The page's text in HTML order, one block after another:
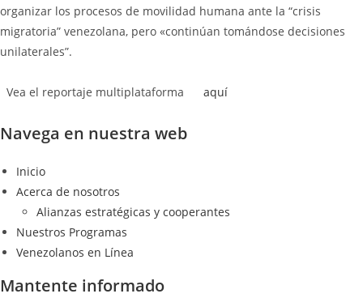
organizar los procesos de movilidad humana ante la “crisis
migratoria” venezolana, pero «continúan tomándose decisiones
unilaterales”.
Vea el reportaje multiplataforma aquí
Navega en nuestra web
Inicio
Acerca de nosotros
Alianzas estratégicas y cooperantes
Nuestros Programas
Venezolanos en Línea
Mantente informado